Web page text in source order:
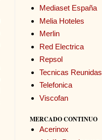
Mediaset España
Melia Hoteles
Merlin
Red Electrica
Repsol
Tecnicas Reunidas
Telefonica
Viscofan
MERCADO CONTINUO
Acerinox